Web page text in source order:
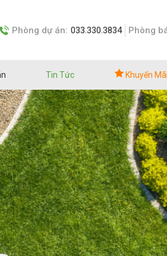
Phòng dự án: 033.330.3834 Phòng
Tin Tức Khuyến Mãi